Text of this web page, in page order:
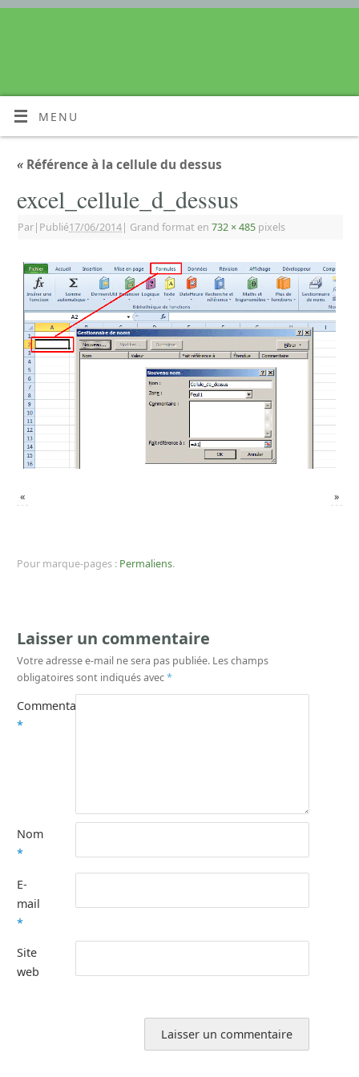
MENU
« Référence à la cellule du dessus
excel_cellule_d_dessus
Par| Publié17/06/2014| Grand format en 732 × 485 pixels
« »
Pour marque-pages : Permaliens.
Laisser un commentaire
Votre adresse e-mail ne sera pas publiée. Les champs
obligatoires sont indiqués avec*
Commentaire
*
Nom
*
E-
mail
*
Site
web